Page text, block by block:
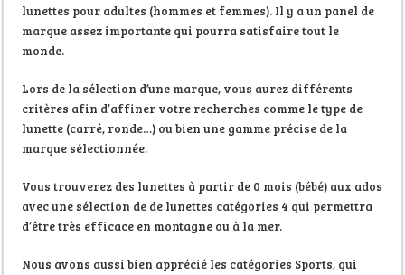
lunettes pour adultes (hommes et femmes). Il y a un panel de
marque assez importante qui pourra satisfaire tout le
monde.
Lors de la sélection d’une marque, vous aurez différents
critères afin d’affiner votre recherches comme le type de
lunette (carré, ronde…) ou bien une gamme précise de la
marque sélectionnée.
Vous trouverez des lunettes à partir de 0 mois (bébé) aux ados
avec une sélection de de lunettes catégories 4 qui permettra
d’être très efficace en montagne ou à la mer.
Nous avons aussi bien apprécié les catégories Sports, qui